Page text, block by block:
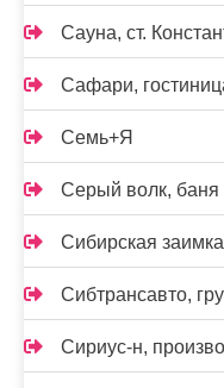
Сауна, ст.
Сафари,
Семь+Я
Серый волк, баня
Сибирская
Сибтрансавто,
Сириус-н,